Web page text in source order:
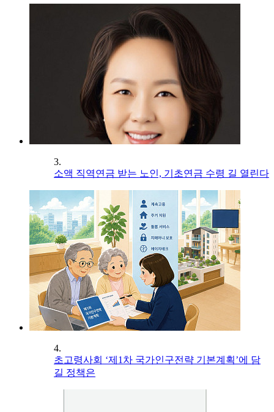
3.
소액 직역연금 받는 노인, 기초연금 수령 길 열린다
4.
초고령사회 ‘제1차 국가인구전략 기본계획’에 담
길 정책은